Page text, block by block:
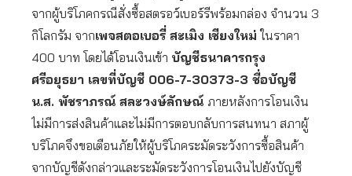
จากผู้บริโภคกรณีสั่งซื้อสตรอว์เบอร์รีพร้อมกล่อง จำนวน 3
กิโลกรัม จากเพจสตอเบอรี่ สะเมิง เชียงใหม่ ในราคา
400 บาท โดยได้โอนเงินเข้า บัญชีธนาคารกรุง
ศรีอยุธยา เลขที่บัญชี 006-7-30373-3 ชื่อบัญชี
น.ส. พัชราภรณ์ สละวงษ์ลักษณ์ ภายหลังการโอนเงิน
ไม่มีการส่งสินค้าและไม่มีการตอบกลับการสนทนา สภาผู้
บริโภคจึงขอเตือนภัยให้ผู้บริโภคระมัดระวังการซื้อสินค้า
จากบัญชีดังกล่าวและระมัดระวังการโอนเงินไปยังบัญชี